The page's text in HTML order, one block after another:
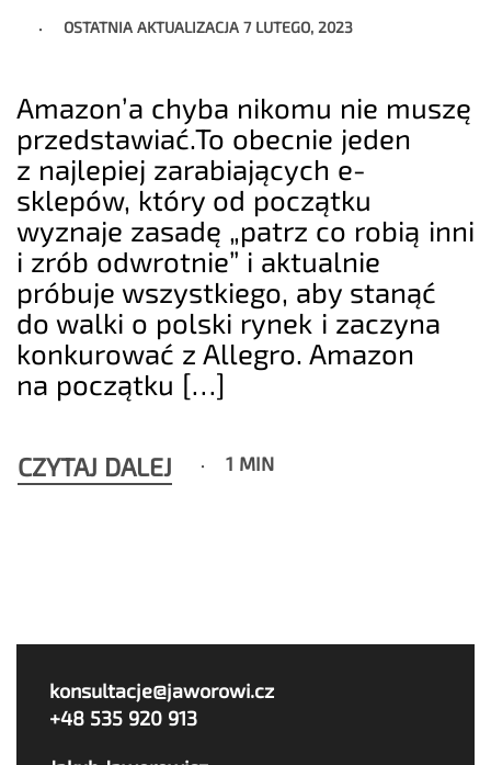
OSTATNIA AKTUALIZACJA7 LUTEGO, 2023
Amazon’a chyba nikomu nie muszę
przedstawiać.To obecnie jeden
z najlepiej zarabiających e-
sklepów, który od początku
wyznaje zasadę „patrz co robią inni
i zrób odwrotnie” i aktualnie
próbuje wszystkiego, aby stanąć
do walki o polski rynek i zaczyna
konkurować z Allegro. Amazon
na początku […]
CZYTAJ DALEJ 1 MIN
konsultacje@jaworowi.cz
+48 535 920 913